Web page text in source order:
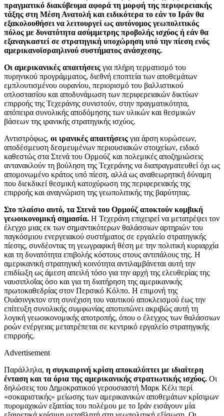
πραγματικό διακύβευμα αφορά τη μορφή της περιφερειακής
τάξης στη Μέση Ανατολή και ειδικότερα το εάν το Ιράν θα
εξακολουθήσει να λειτουργεί ως αυτόνομος γεωπολιτικός
πόλος με δυνατότητα ασύμμετρης προβολής ισχύος ή εάν θα
εξαναγκαστεί σε στρατηγική υποχώρηση υπό την πίεση ενός
αμερικανοϊσραηλινού συστήματος ανάσχεσης.
Οι αμερικανικές απαιτήσεις για πλήρη τερματισμό του
πυρηνικού προγράμματος, διεθνή εποπτεία των αποθεμάτων
εμπλουτισμένου ουρανίου, περιορισμό του βαλλιστικού
οπλοστασίου και αποδυνάμωση των περιφερειακών δικτύων
επιρροής της Τεχεράνης συνιστούν, στην πραγματικότητα,
απόπειρα συνολικής αποδόμησης των υλικών και θεσμικών
βάσεων της ιρανικής στρατηγικής ισχύος.
Αντιστρόφως, οι ιρανικές απαιτήσεις για άρση κυρώσεων,
αποδέσμευση δεσμευμένων περιουσιακών στοιχείων, ειδικό
καθεστώς στα Στενά του Ορμούζ και πολεμικές αποζημιώσεις
αντανακλούν τη βούληση της Τεχεράνης να διαπραγματευθεί όχι ως
απομονωμένο κράτος υπό πίεση, αλλά ως αναθεωρητική δύναμη
που διεκδικεί θεσμική κατοχύρωση της περιφερειακής της
επιρροής και αναγνώριση της γεωπολιτικής της βαρύτητας.
Στο πλαίσιο αυτό, τα Στενά του Ορμούζ αποκτούν κομβική
γεωοικονομική σημασία. Η Τεχεράνη επιχειρεί να μετατρέψει τον
έλεγχο μιας εκ των σημαντικότερων θαλάσσιων αρτηριών του
παγκόσμιου ενεργειακού συστήματος σε εργαλείο στρατηγικής
πίεσης, συνδέοντας τη γεωγραφική θέση με την πολιτική κυριαρχία
και τη δυνατότητα επιβολής κόστους στους αντιπάλους της. Η
αμερικανική στρατηγική κοινότητα αντιλαμβάνεται αυτή την
επιδίωξη ως άμεση απειλή τόσο για την αρχή της ελευθερίας της
ναυσιπλοΐας όσο και για τη διατήρηση της αμερικανικής
πρωτοκαθεδρίας στον Περσικό Κόλπο. Η επιμονή της
Ουάσινγκτον στη συνέχιση του ναυτικού αποκλεισμού έως την
επίτευξη συνολικής συμφωνίας αποτυπώνει ακριβώς αυτή τη
λογική γεωοικονομικής αποτροπής, όπου ο έλεγχος των θαλάσσιων
ροών ενέργειας μετατρέπεται σε κεντρικό εργαλείο στρατηγικής
επιρροής.
Advertisement
Παράλληλα, η συγκαιρινή κρίση αποκαλύπτει με ιδιαίτερη
ένταση και τα όρια της αμερικανικής στρατιωτικής ισχύος. Οι
δηλώσεις του Δημοκρατικού γερουσιαστή Μαρκ Κέλι περί
«σοκαριστικής» μείωσης των αμερικανικών αποθεμάτων κρίσιμων
πυρομαχικών εξαιτίας του πολέμου με το Ιράν εισάγουν μία